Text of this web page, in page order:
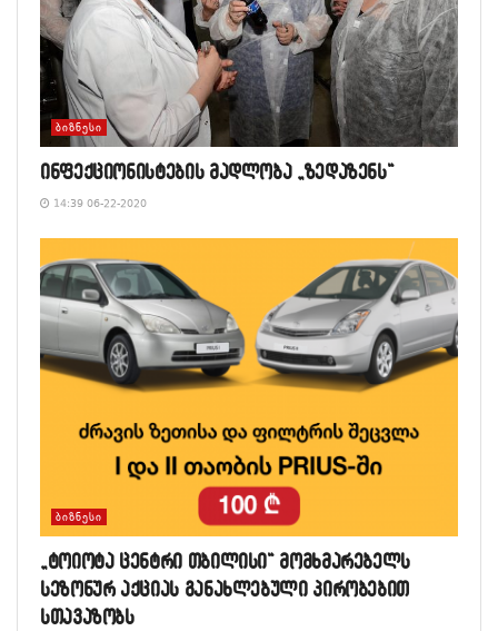
ᲑᲘᲖᲜᲔᲡᲘ
ინფექციონისტების მადლობა „ზედაზენს“
14:39 06-22-2020
ᲑᲘᲖᲜᲔᲡᲘ
„ტოიოტა ცენტრი თბილისი“ მომხმარებელს
სეზონურ აქციას განახლებული პირობებით
სთავაზობს